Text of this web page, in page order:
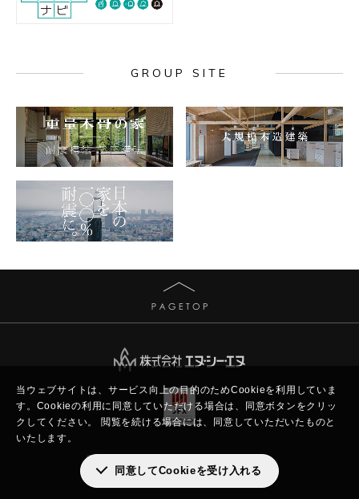
当ウェブサイトは、サービス向上の目的のためCookieを利用していま
す。 Cookieの利用に同意していただける場合は、同意ボタンをクリッ
クしてください。
閲覧を続ける場合には、同意していただいたものと
いたします。
同意してCookieを受け入れる
GROUP SITE
Copyright © New Constructor's Network.
All rights reserved.